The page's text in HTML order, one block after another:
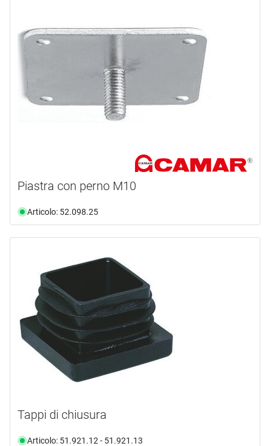
Piastra con perno M10
Articolo: 52.098.25
Tappi di chiusura
Articolo: 51.921.12 - 51.921.13